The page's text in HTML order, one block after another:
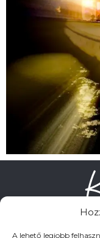
A lehető legjobb